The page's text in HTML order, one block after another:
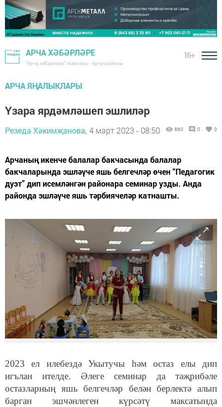
АРЧА ХӘБӘРЛӘРЕ
"Арча хәбәрләре" газетасы - Арча районы
16+
АРЧА ЯҢАЛЫКЛАРЫ
Үзара ярдәмләшеп эшлиләр
Резеда Хәкимҗанова, 4 март 2023 - 08:50 860 0 0
Арчаның икенче балалар бакчасында балалар
бакчаларында эшләүче яшь белгечләр өчен “Педагогик
дуэт” дип исемләнгән районара семинар узды. Анда
районда эшләүче яшь тәрбиячеләр катнашты.
2023 ел илебездә Укытучы һәм остаз елы дип
игълан ителде. Әлеге семинар да тәҗрибәле
остазларның яшь белгечләр белән берлектә алып
барган эшчәнлеген күрсәтү максатында